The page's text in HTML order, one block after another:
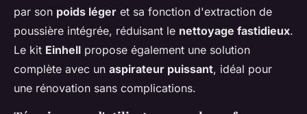
par son poids léger et sa fonction d'extraction de
poussière intégrée, réduisant le nettoyage fastidieux.
Le kit Einhell propose également une solution
complète avec un aspirateur puissant, idéal pour
une rénovation sans complications.